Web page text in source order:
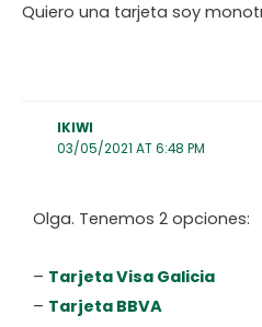
Quiero una tarjeta soy
IKIWI
03/05/2021 AT 6:48 PM
Olga. Tenemos 2 opciones:
– Tarjeta Visa Galicia
– Tarjeta BBVA